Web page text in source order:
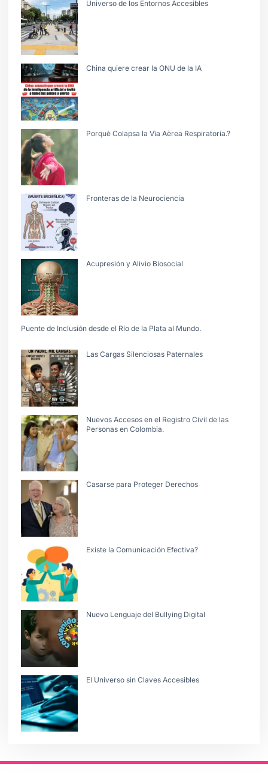
Universo de los Entornos Accesibles
China quiere crear la ONU de la IA
Porquè Colapsa la Vìa Aèrea Respiratoria.?
Fronteras de la Neurociencia
Acupresión y Alivio Biosocial
Puente de Inclusión desde el Río de la Plata al Mundo.
Las Cargas Silenciosas Paternales
Nuevos Accesos en el Registro Civil de las
Personas en Colombia.
Casarse para Proteger Derechos
Existe la Comunicación Efectiva?
Nuevo Lenguaje del Bullying Digital
El Universo sin Claves Accesibles